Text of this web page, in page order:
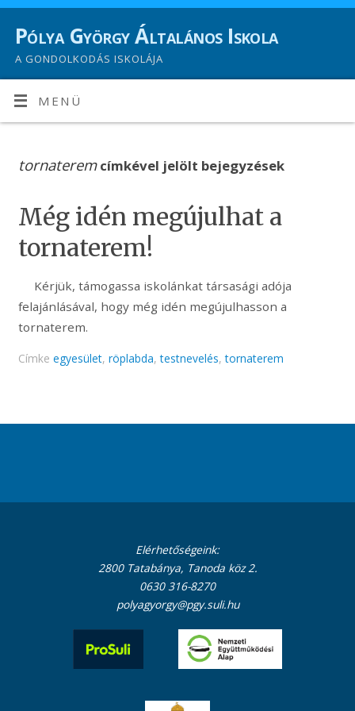
Pólya György Általános Iskola
A GONDOLKODÁS ISKOLÁJA
MENÜ
tornateremcímkével jelölt bejegyzések
Még idén megújulhat a
tornaterem!
Kérjük, támogassa iskolánkat társasági adója
felajánlásával, hogy még idén megújulhasson a
tornaterem.
Címke egyesület, röplabda,testnevelés,tornaterem
Elérhetőségeink:
2800 Tatabánya, Tanoda köz 2.
0630 316-8270
polyagyorgy@pgy.suli.hu